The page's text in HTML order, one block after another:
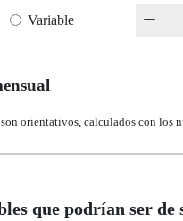
Variable
orientativos, calculados con los
que podrían ser de